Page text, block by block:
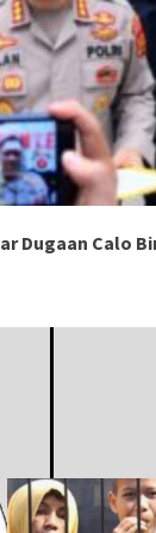
Dugaan Calo